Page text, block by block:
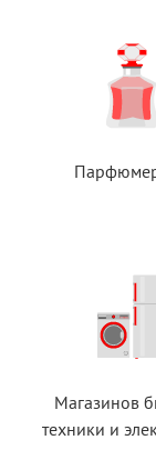
Магазинов
техники и